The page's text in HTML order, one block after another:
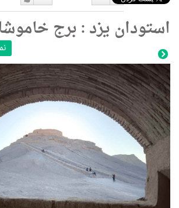
دوست
دارم
دوست
نداشتن
استودان یزد : برج